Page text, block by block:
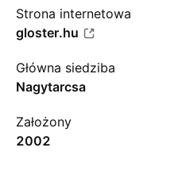
Strona internetowa
gloster.hu
Główna siedziba
Nagytarcsa
Założony
2002